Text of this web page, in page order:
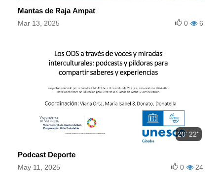
Mantas de Raja Ampat
Mar 13, 2025 6
0
20' 22''
Podcast Deporte
May 11, 2025 24
0